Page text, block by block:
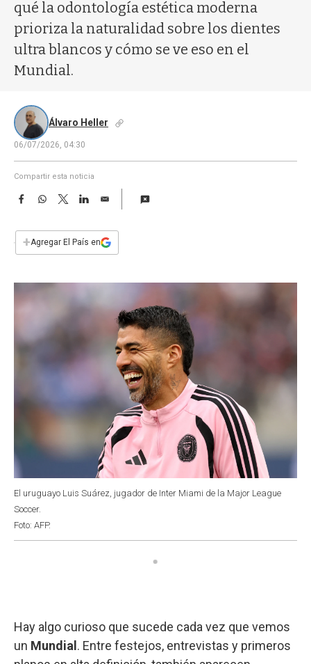
qué la odontología estética moderna
prioriza la naturalidad sobre los dientes
ultra blancos y cómo se ve eso en el
Mundial.
Álvaro Heller
06/07/2026, 04:30
Compartir esta noticia
F
e
b
W
s
T
w
t
L
n
E
i
l
+Agregar El País en
El uruguayo Luis Suárez, jugador de Inter Miami de la Major League
Soccer.
Foto: AFP.
Hay algo curioso que sucede cada vez que vemos
un Mundial . Entre festejos, entrevistas y primeros